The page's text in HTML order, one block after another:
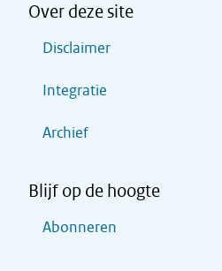
Over deze site
Disclaimer
Integratie
Archief
Blijf op de hoogte
Abonneren